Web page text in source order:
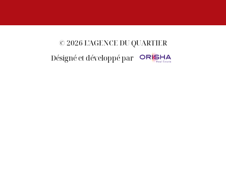
© 2026 L'AGENCE DU QUARTIER
Désigné et développé par